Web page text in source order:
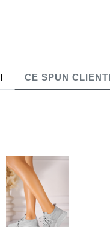
CE SPUN CLIENTII